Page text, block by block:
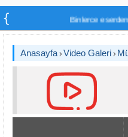
Binlerce eserden
Anasayfa Video Galeri